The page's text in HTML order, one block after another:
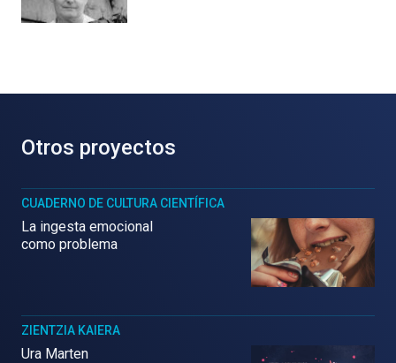
Otros proyectos
CUADERNO DE CULTURA CIENTÍFICA
La ingesta emocional
como problema
ZIENTZIA KAIERA
Ura Marten